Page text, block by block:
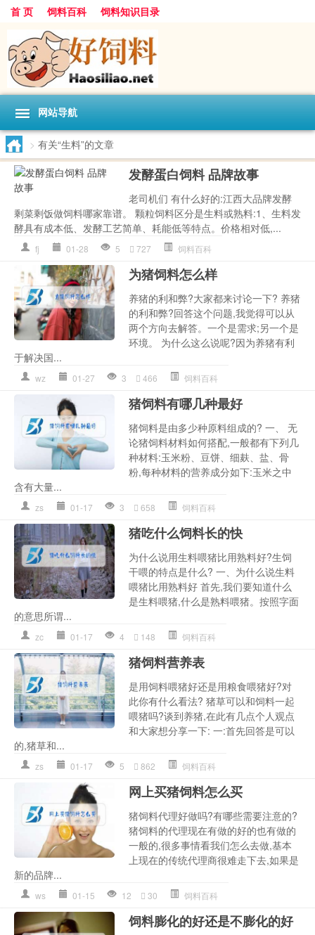
首 页 饲料百科 饲料知识目录
网站导航
> 有关“生料”的文章
发酵蛋白饲料 品牌故事
老司机们 有什么好的:江西大品牌发酵
剩菜剩饭做饲料哪家靠谱。 颗粒饲料区分是生料或熟料:1、生料发
酵具有成本低、发酵工艺简单、耗能低等特点。价格相对低,...
fj 01-28 5 727 饲料百科
为猪饲料怎么样
养猪的利和弊?大家都来讨论一下? 养猪
的利和弊?回答这个问题,我觉得可以从
两个方向去解答。一个是需求;另一个是
环境。 为什么这么说呢?因为养猪有利
于解决国...
wz 01-27 3 466 饲料百科
猪饲料有哪几种最好
猪饲料是由多少种原料组成的? 一、 无
论猪饲料材料如何搭配,一般都有下列几
种材料:玉米粉、豆饼、细麸、盐、骨
粉,每种材料的营养成分如下:玉米之中
含有大量...
zs 01-17 3 658 饲料百科
猪吃什么饲料长的快
为什么说用生料喂猪比用熟料好?生饲
干喂的特点是什么? 一、为什么说生料
喂猪比用熟料好 首先,我们要知道什么
是生料喂猪,什么是熟料喂猪。按照字面
的意思所谓...
zc 01-17 4 148 饲料百科
猪饲料营养表
是用饲料喂猪好还是用粮食喂猪好?对
此你有什么看法? 猪草可以和饲料一起
喂猪吗?谈到养猪,在此有几点个人观点
和大家想分享一下: 一:首先回答是可以
的,猪草和...
zs 01-17 5 862 饲料百科
网上买猪饲料怎么买
猪饲料代理好做吗?有哪些需要注意的?
猪饲料的代理现在有做的好的也有做的
一般的,很多事情看我们怎么去做,基本
上现在的传统代理商很难走下去,如果是
新的品牌...
ws 01-15 12 30 饲料百科
饲料膨化的好还是不膨化的好